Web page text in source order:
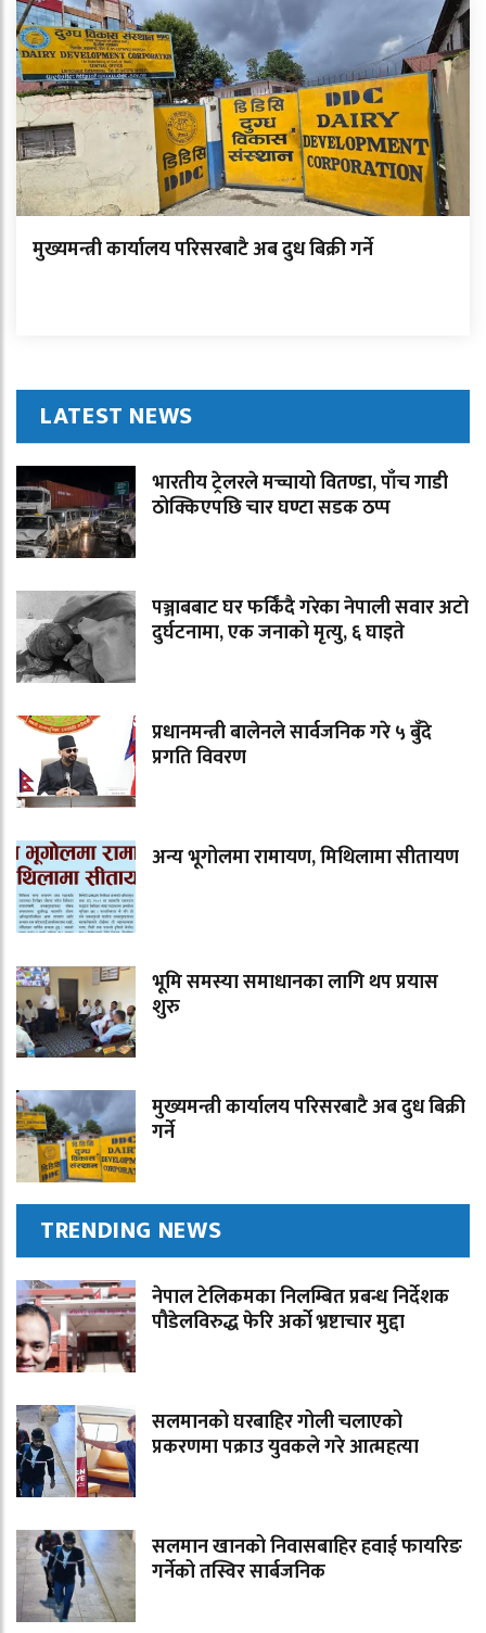
मुख्यमन्त्री कार्यालय परिसरबाटै अब दुध बिक्री गर्ने
LATEST NEWS
भारतीय ट्रेलरले मच्चायो वितण्डा, पाँच गाडी
ठोक्किएपछि चार घण्टा सडक ठप्प
पञ्जाबबाट घर फर्किंदै गरेका नेपाली सवार अटो
दुर्घटनामा, एक जनाको मृत्यु, ६ घाइते
प्रधानमन्त्री बालेनले सार्वजनिक गरे ५ बुँदे
प्रगति विवरण
अन्य भूगोलमा रामायण, मिथिलामा सीतायण
भूमि समस्या समाधानका लागि थप प्रयास
शुरु
मुख्यमन्त्री कार्यालय परिसरबाटै अब दुध बिक्री
गर्ने
TRENDING NEWS
नेपाल टेलिकमका निलम्बित प्रबन्ध निर्देशक
पौडेलविरुद्ध फेरि अर्को भ्रष्टाचार मुद्दा
सलमानको घरबाहिर गोली चलाएको
प्रकरणमा पक्राउ युवकले गरे आत्महत्या
सलमान खानको निवासबाहिर हवाई फायरिङ
गर्नेको तस्विर सार्बजनिक